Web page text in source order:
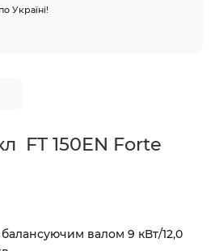
Україні!
FT 150EN Forte
валом 9 кВт/12,0